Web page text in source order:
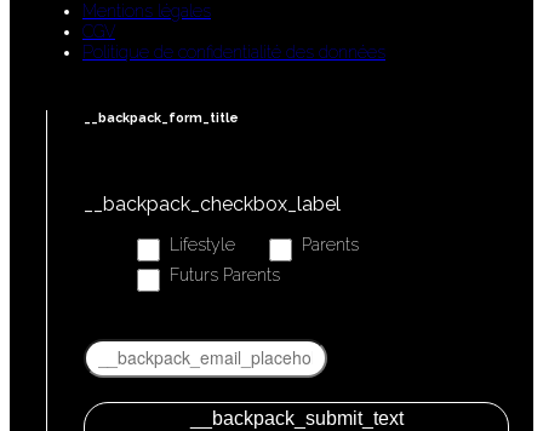
Mentions légales
CGV
Politique de confidentialité des données
__backpack_form_title
__backpack_checkbox_label
Lifestyle
Parents
Futurs Parents
__backpack_submit_text